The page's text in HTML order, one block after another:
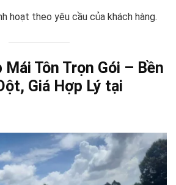
hoạt theo yêu cầu của khách hàng.
Tôn Trọn Gói – Bền
Giá Hợp Lý tại